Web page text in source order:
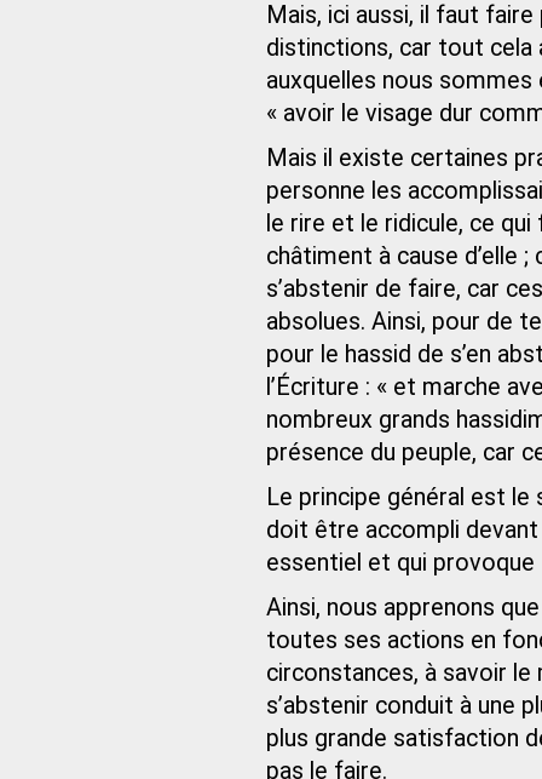
Mais, ici aussi, il faut
distinctions, car tout
auxquelles nous
« avoir le visage dur
Mais il existe certaines
personne les
le rire et le ridicule, ce
châtiment à cause d’elle ;
s’abstenir de faire, car
absolues. Ainsi, pour de
pour le hassid de s’en
l’Écriture : « et marche
nombreux grands
présence du peuple, car
Le principe général est
doit être accompli
essentiel et qui
Ainsi, nous apprenons
toutes ses actions en
circonstances, à savoir le
s’abstenir conduit à une
plus grande satisfaction
pas le faire.